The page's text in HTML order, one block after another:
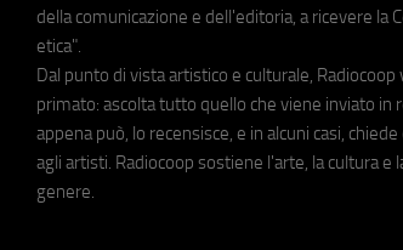
della comunicazione e dell'editoria, a ricevere la
etica".
Dal punto di vista artistico e culturale, Radiocoop
primato: ascolta tutto quello che viene inviato in
appena può, lo recensisce, e in alcuni casi,
agli artisti. Radiocoop sostiene l'arte, la cultura e
genere.